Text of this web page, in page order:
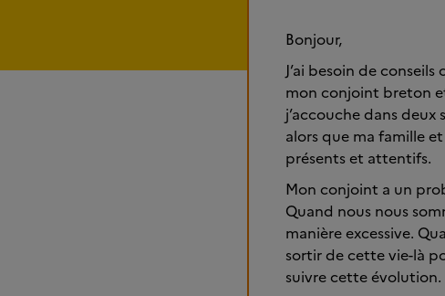
Bonjour,
J’ai besoin de
mon conjoint breton
j’accouche dans
alors que ma famille
présents et attentifs.
Mon conjoint a un
Quand nous nous
manière excessive.
sortir de cette vie-là
suivre cette évolution.